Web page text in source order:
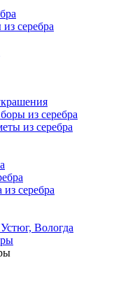
серебра
из серебра
из серебра
серебра
Вологда